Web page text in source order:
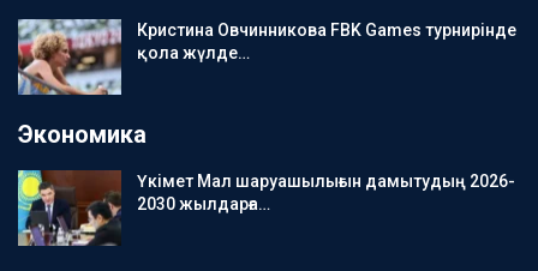
Кристина Овчинникова FBK Games турнирінде
қола жүлде…
Экономика
Үкімет Мал шаруашылығын дамытудың 2026-
2030 жылдарға…